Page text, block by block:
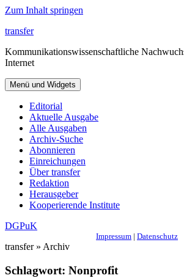
Zum Inhalt springen
transfer
Kommunikationswissenschaftliche
Internet
Menü und Widgets
Editorial
Aktuelle Ausgabe
Alle Ausgaben
Archiv-Suche
Abonnieren
Einreichungen
Über transfer
Redaktion
Herausgeber
Kooperierende Institute
DGPuK
Impressum | Datenschutz
transfer » Archiv
Schlagwort: Nonprofit